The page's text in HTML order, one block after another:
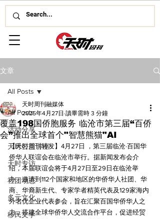
文章
All Posts
活动分享
天时公益讲座
天时专访
社团动态
多元文化
移民文学
All Posts
覆盖198国侨胞服务 临沧市第三届“百侨
会”推出全球首个"智慧熊猫"AI
天时周刊融媒体
2025年4月27日 讀畢需時 3 分鐘
【天时周刊转发】4月27日 ，第三届临沧·百国华
侨华人联谊会在临沧市举行。据新闻发布会介
绍，本届联谊会将于4月27日至29日在临沧举
办，邀请到112个国家和地区的华侨华人社团、华
商、华裔新生代、专家学者精英代表及129家海内
外名优企业代表参会，旨在汇聚百国华侨华人之
力，搭建全球华侨华人交流合作平台，促进经贸